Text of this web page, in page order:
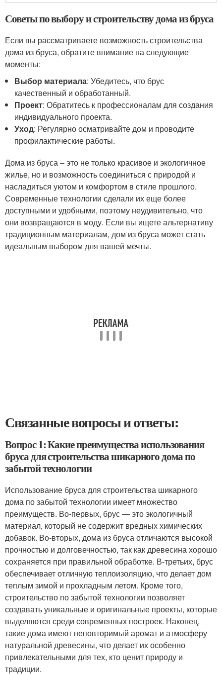
Советы по выбору и строительству дома из бруса
Если вы рассматриваете возможность строительства
дома из бруса, обратите внимание на следующие
моменты:
Выбор материала: Убедитесь, что брус
качественный и обработанный.
Проект: Обратитесь к профессионалам для создания
индивидуального проекта.
Уход: Регулярно осматривайте дом и проводите
профилактические работы.
Дома из бруса – это не только красивое и экологичное
жилье, но и возможность соединиться с природой и
насладиться уютом и комфортом в стиле прошлого.
Современные технологии сделали их еще более
доступными и удобными, поэтому неудивительно, что
они возвращаются в моду. Если вы ищете альтернативу
традиционным материалам, дом из бруса может стать
идеальным выбором для вашей мечты.
Связанные вопросы и ответы:
Вопрос 1: Какие преимущества использования
бруса для строительства шикарного дома по
забытой технологии
Использование бруса для строительства шикарного
дома по забытой технологии имеет множество
преимуществ. Во-первых, брус — это экологичный
материал, который не содержит вредных химических
добавок. Во-вторых, дома из бруса отличаются высокой
прочностью и долговечностью, так как древесина хорошо
сохраняется при правильной обработке. В-третьих, брус
обеспечивает отличную теплоизоляцию, что делает дом
теплым зимой и прохладным летом. Кроме того,
строительство по забытой технологии позволяет
создавать уникальные и оригинальные проекты, которые
выделяются среди современных построек. Наконец,
такие дома имеют неповторимый аромат и атмосферу
натуральной древесины, что делает их особенно
привлекательными для тех, кто ценит природу и
традиции.